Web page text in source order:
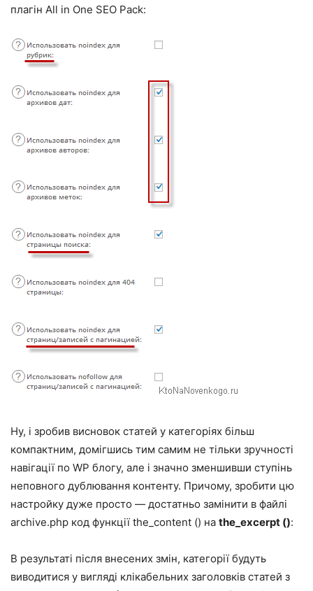
плагін All in One SEO Pack:
Ну, і зробив висновок статей у категоріях більш
компактним, домігшись тим самим не тільки зручності
навігації по WP блогу, але і значно зменшивши ступінь
неповного дублювання контенту. Причому, зробити цю
настройку дуже просто — достатньо замінити в файлі
archive.php код функції the_content () на the_excerpt ():
В результаті після внесених змін, категорії будуть
виводитися у вигляді клікабельних заголовків статей з